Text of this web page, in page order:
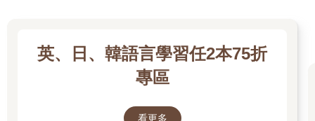
英、日、韓語言學習任2本75折
專區
看更多